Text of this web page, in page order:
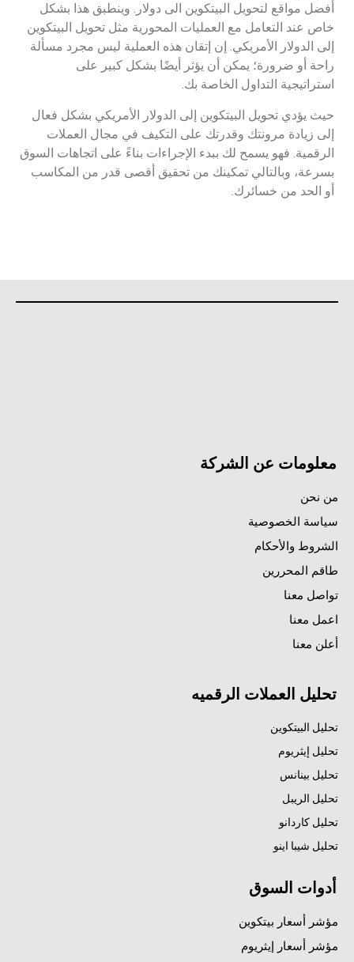
أفضل مواقع لتحويل البيتكوين الى دولار. وينطبق هذا بشكل
خاص عند التعامل مع العمليات المحورية مثل تحويل البيتكوين
إلى الدولار الأمريكي. إن إتقان هذه العملية ليس مجرد مسألة
راحة أو ضرورة؛ يمكن أن يؤثر أيضًا بشكل كبير على
استراتيجية التداول الخاصة بك.
حيث يؤدي تحويل البيتكوين إلى الدولار الأمريكي بشكل فعال
إلى زيادة مرونتك وقدرتك على التكيف في مجال العملات
الرقمية. فهو يسمح لك ببدء الإجراءات بناءً على اتجاهات السوق
بسرعة، وبالتالي تمكينك من تحقيق أقصى قدر من المكاسب
أو الحد من خسائرك.
معلومات عن الشركة
من نحن
سياسة الخصوصية
الشروط والأحكام
طاقم المحررين
تواصل معنا
اعمل معنا
أعلن معنا
تحليل العملات الرقميه
تحليل البيتكوين
تحليل إيثريوم
تحليل بينانس
تحليل الريبل
تحليل كاردانو
تحليل شيبا اينو
أدوات السوق
مؤشر أسعار بيتكوين
مؤشر أسعار إيثريوم